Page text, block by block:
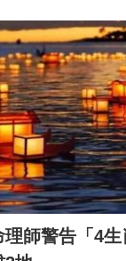
師警告「4